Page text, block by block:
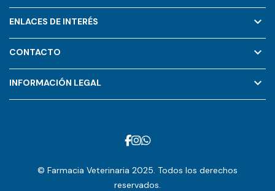
ENLACES DE INTERÉS keyboard_arrow_down
CONTACTO keyboard_arrow_down
INFORMACIÓN LEGAL keyboard_arrow_down
© Farmacia Veterinaria 2025. Todos los derechos
reservados.